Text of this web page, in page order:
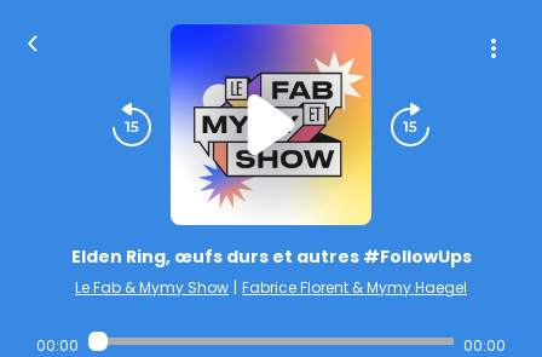
Elden Ring, œufs durs et autres #FollowUps
Le Fab & Mymy Show | Fabrice Florent & Mymy Haegel
00:00 00:00